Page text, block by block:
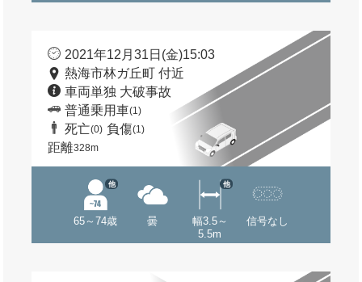
2021年12月31日(金)15:03
熱海市林ガ丘町 付近
車両単独 大破事故
普通乗用車(1)
死亡(0) 負傷(1)
距離328m
65～74歳
他
曇
幅3.5～
5.5m
他
信号なし